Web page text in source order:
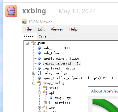
xxbing May 13, 2024